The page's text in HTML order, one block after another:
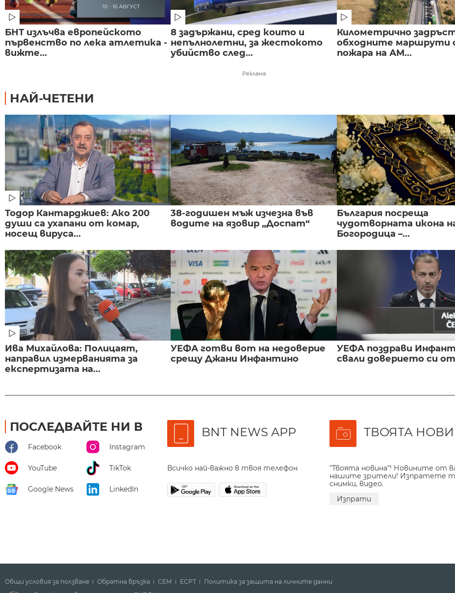
БНТ излъчва европейското
първенство по лека атлетика -
вижте...
8 задържани, сред които и
непълнолетни, за жестокото
убийство след...
Километрично
обходните маршрути
пожара на АМ...
Реклама
НАЙ-ЧЕТЕНИ
Тодор Кантарджиев: Ако 200
души са ухапани от комар,
носещ вируса...
38-годишен мъж изчезна във
водите на язовир „Доспат“
България посреща
чудотворната икона
Богородица –...
Ива Михайлова: Полицаят,
направил измерванията за
експертизата на...
УЕФА готви вот на недоверие
срещу Джани Инфантино
УЕФА поздрави
свали доверието си
ПОСЛЕДВАЙТЕ НИ В
Facebook Instagram
YouTube TikTok
Google News LinkedIn
BNT NEWS APP
Всичко най-важно в твоя телефон
ТВОЯТА
"Твоята новина"! Новините от
нашите зрители! Изпратете
снимки, видео.
Изпрати
Общи условия за ползване Обратна връзка СЕМ ECPT Политика за защита на личните данни